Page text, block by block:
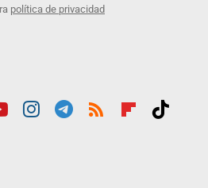
política de privacidad